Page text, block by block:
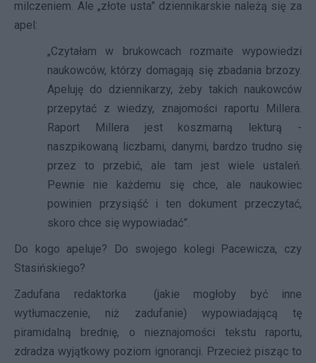
milczeniem. Ale „złote usta” dziennikarskie należą się za
apel:
„Czytałam w brukowcach rozmaite wypowiedzi
naukowców, którzy domagają się zbadania brzozy.
Apeluję do dziennikarzy, żeby takich naukowców
przepytać z wiedzy, znajomości raportu Millera.
Raport Millera jest koszmarną lekturą -
naszpikowaną liczbami, danymi, bardzo trudno się
przez to przebić, ale tam jest wiele ustaleń.
Pewnie nie każdemu się chce, ale naukowiec
powinien przysiąść i ten dokument przeczytać,
skoro chce się wypowiadać”.
Do kogo apeluje? Do swojego kolegi Pacewicza, czy
Stasińskiego?
Zadufana redaktorka (jakie mogłoby być inne
wytłumaczenie, niż zadufanie) wypowiadającą tę
piramidalną brednię, o nieznajomości tekstu raportu,
zdradza wyjątkowy poziom ignorancji. Przecież pisząc to